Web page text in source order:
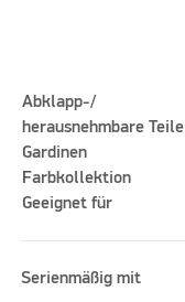
Abklapp-/
herausnehmbare Teile
Gardinen
Farbkollektion
Geeignet für
Serienmäßig mit